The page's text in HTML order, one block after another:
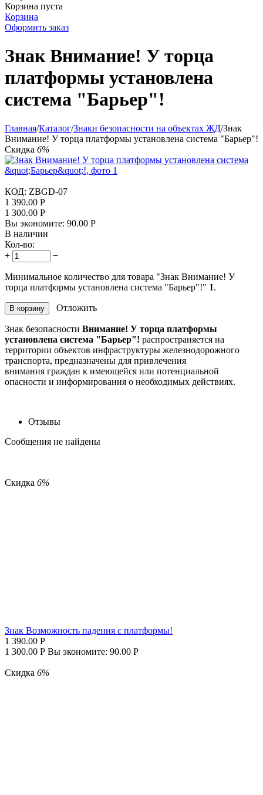
Корзина пуста
Корзина
Оформить заказ
Знак Внимание! У торца
платформы установлена
система "Барьер"!
Главная/Каталог/Знаки безопасности на объектах ЖД/Знак
Внимание! У торца платформы установлена система "Барьер"!
Скидка 6%
КОД: ZBGD-07
1 390.00 Р
1 300.00 Р
Вы экономите: 90.00 Р
В наличии
Кол-во:
+
−
Минимальное количество для товара "Знак Внимание! У
торца платформы установлена система "Барьер"!" 1.
В корзину Отложить
Знак безопасности Внимание! У торца платформы
установлена система "Барьер"! распространяется на
территории объектов инфраструктуры железнодорожного
транспорта, предназначены для привлечения
внимания граждан к имеющейся или потенциальной
опасности и информирования о необходимых действиях.
Отзывы
Сообщения не найдены
Скидка 6%
Знак Возможность падения с платформы!
1 390.00 Р
1 300.00 Р Вы экономите: 90.00 Р
Скидка 6%